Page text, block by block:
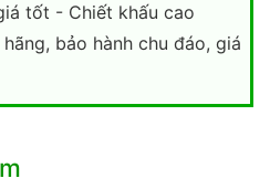
tốt - Chiết khấu cao
bảo hành chu đáo, giá